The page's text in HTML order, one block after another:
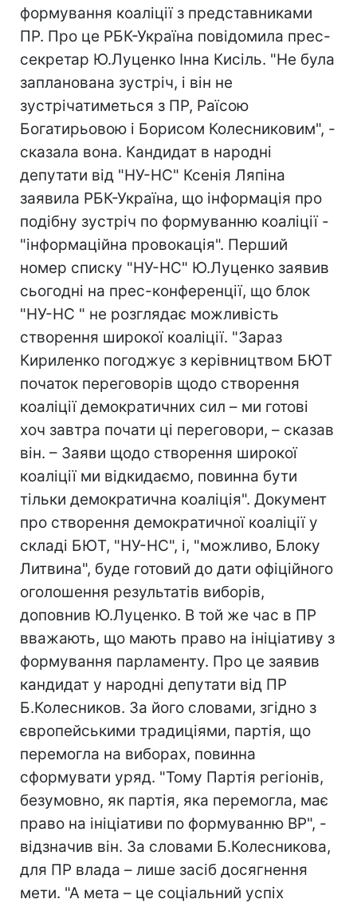
формування коаліції з представниками
ПР. Про це РБК-Україна повідомила прес-
секретар Ю.Луценко Інна Кисіль. "Не була
запланована зустріч, і він не
зустрічатиметься з ПР, Раїсою
Богатирьовою і Борисом Колесниковим", -
сказала вона. Кандидат в народні
депутати від "НУ-НС" Ксенія Ляпіна
заявила РБК-Україна, що інформація про
подібну зустріч по формуванню коаліції -
"інформаційна провокація". Перший
номер списку "НУ-НС" Ю.Луценко заявив
сьогодні на прес-конференції, що блок
"НУ-НС " не розглядає можливість
створення широкої коаліції. "Зараз
Кириленко погоджує з керівництвом БЮТ
початок переговорів щодо створення
коаліції демократичних сил – ми готові
хоч завтра почати ці переговори, – сказав
він. – Заяви щодо створення широкої
коаліції ми відкидаємо, повинна бути
тільки демократична коаліція". Документ
про створення демократичної коаліції у
складі БЮТ, "НУ-НС", і, "можливо, Блоку
Литвина", буде готовий до дати офіційного
оголошення результатів виборів,
доповнив Ю.Луценко. В той же час в ПР
вважають, що мають право на ініціативу з
формування парламенту. Про це заявив
кандидат у народні депутати від ПР
Б.Колесников. За його словами, згідно з
європейськими традиціями, партія, що
перемогла на виборах, повинна
сформувати уряд. "Тому Партія регіонів,
безумовно, як партія, яка перемогла, має
право на ініціативи по формуванню ВР", -
відзначив він. За словами Б.Колесникова,
для ПР влада – лише засіб досягнення
мети. "А мета – це соціальний успіх